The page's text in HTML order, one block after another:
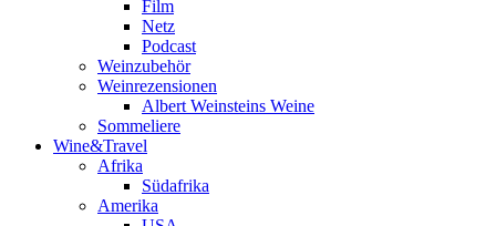
Film
Netz
Podcast
Weinzubehör
Weinrezensionen
Albert Weinsteins Weine
Sommeliere
Wine&Travel
Afrika
Südafrika
Amerika